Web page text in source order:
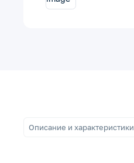
Описание и характеристики